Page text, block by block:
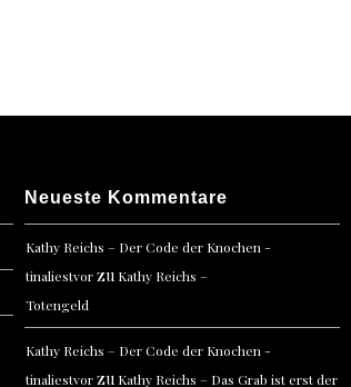
Neueste Kommentare
Kathy Reichs – Der Code der Knochen -
tinaliestvorzu Kathy Reichs –
Totengeld
Kathy Reichs – Der Code der Knochen -
tinaliestvorzu Kathy Reichs – Das Grab ist erst der